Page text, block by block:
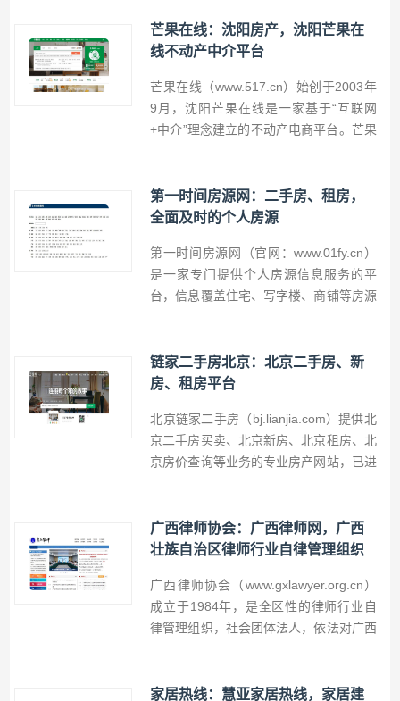
芒果在线：沈阳房产，沈阳芒果在
线不动产中介平台
芒果在线（www.517.cn）始创于2003年
9月，沈阳芒果在线是一家基于“互联网
+中介”理念建立的不动产电商平台。芒果
实的沈阳二手房信息及沈阳租房信息，足
不出户了解沈阳二手房价格、沈阳租房价
第一时间房源网：二手房、租房，
全面及时的个人房源
第一时间房源网（官网：www.01fy.cn）
是一家专门提供个人房源信息服务的平
台，信息覆盖住宅、写字楼、商铺等房源
信息桥梁，让信息更及时、更准确，使双
方获得更佳的用户体验。
链家二手房北京：北京二手房、新
房、租房平台
北京链家二手房（bj.lianjia.com）提供北
京二手房买卖、北京新房、北京租房、北
京房价查询等业务的专业房产网站，已进
区。
广西律师协会：广西律师网，广西
壮族自治区律师行业自律管理组织
广西律师协会（www.gxlawyer.org.cn）
成立于1984年，是全区性的律师行业自
律管理组织，社会团体法人，依法对广西
自治区律师协会的个人会员，依法经广西
家居热线：慧亚家居热线，家居建